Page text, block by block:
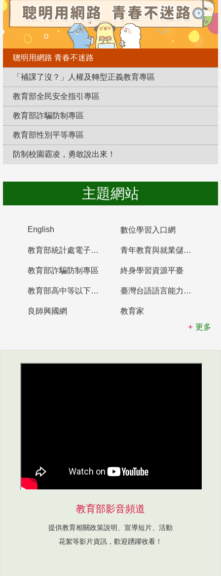
聰明用網路 青春不迷路
「補課了沒？」人權及轉型正義教育專區
教育部全民安全指引專區
教育部詐騙防制專區
教育部性別平等專區
防制校園霸凌，勇敢說出來！
主題網站
English 數位學習入口網
教育部統計處電子書櫃 青年教育與就業儲蓄帳戶
教育部詐騙防制專區 終身學習資源平臺
教育部高中等以下學校及幼兒園教師資格檢定考試 臺灣台語語言能力認證網站
良師興國網
教育家
更多
教育部影音頻道
提供教育相關政策說明、宣導短片、活動
花絮等影片資訊，歡迎踴躍收看！